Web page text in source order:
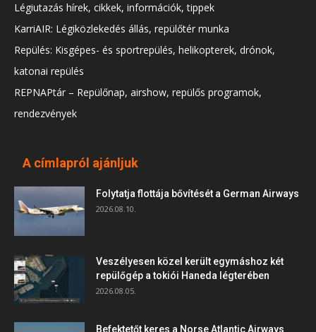
Légiutazás hírek, cikkek, információk, tippek
KarriAIR: Légiközlekedés állás, repülőtér munka
Repülés: Kisgépes- és sportrepülés, helikopterek, drónok,
katonai repülés
REPNAPtár – Repülőnap, airshow, repülős programok,
rendezvények
A címlapról ajánljuk
Folytatja flottája bővítését a German Airways
2026.08.10.
Veszélyesen közel került egymáshoz két
repülőgép a tokiói Haneda légterében
2026.08.05.
Befektetőt keres a Norse Atlantic Airways